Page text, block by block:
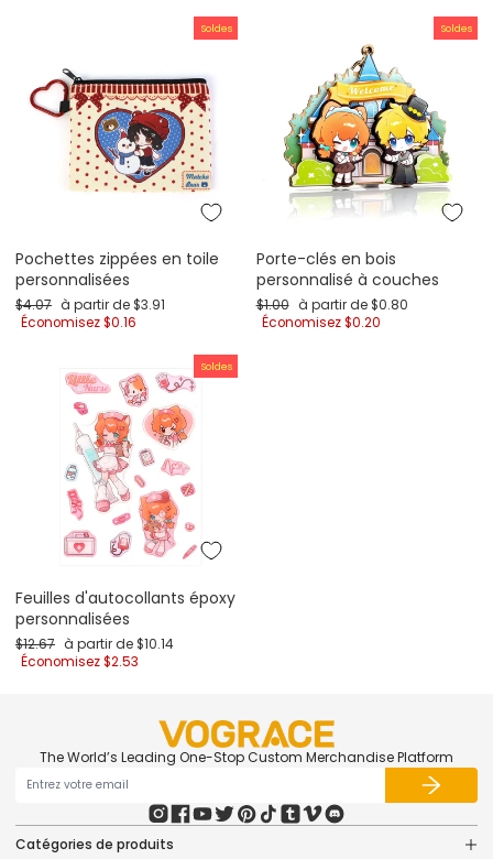
Soldes
Pochettes zippées en toile
personnalisées
Prix régulier
$4.07 Prix de promotion
à partir de$3.91
Économisez$0.16
Soldes
Porte-clés en bois
personnalisé à couches
Prix régulier
$1.00 Prix de promotion
à partir de$0.80
Économisez$0.20
Soldes
Feuilles d'autocollants époxy
personnalisées
Prix régulier
$12.67 Prix de promotion
à partir de$10.14
Économisez$2.53
The World’s Leading One-Stop Custom Merchandise Platform
Catégories de produits